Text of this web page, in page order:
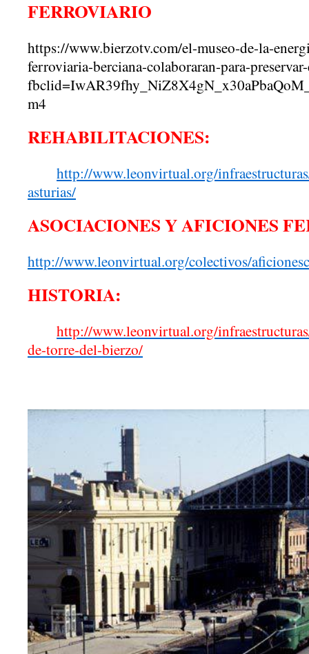
FERROVIARIO
https://www.bierzotv.com/el-museo-de-la-
ferroviaria-berciana-colaboraran-para-
m4
REHABILITACIONES:
http://www.leonvirtual.org/
asturias/
ASOCIACIONES Y AFICIONES
http://www.leonvirtual.org/colectivos/
HISTORIA:
http://www.leonvirtual.org/
de-torre-del-bierzo/